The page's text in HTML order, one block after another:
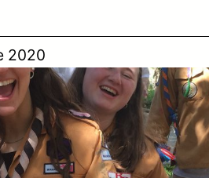
2020